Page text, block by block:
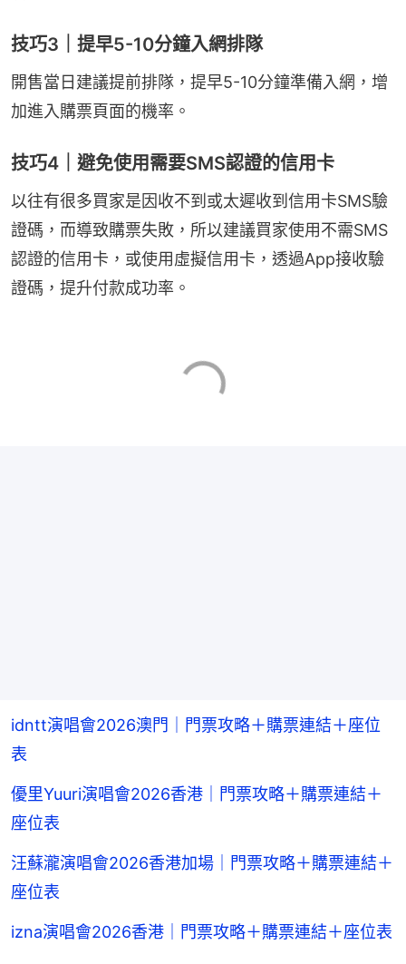
技巧3｜提早5-10分鐘入網排隊
開售當日建議提前排隊，提早5-10分鐘準備入網，增
加進入購票頁面的機率。
技巧4｜避免使用需要SMS認證的信用卡
以往有很多買家是因收不到或太遲收到信用卡SMS驗
證碼，而導致購票失敗，所以建議買家使用不需SMS
認證的信用卡，或使用虛擬信用卡，透過App接收驗
證碼，提升付款成功率。
idntt演唱會2026澳門｜門票攻略＋購票連結＋座位
表
優里Yuuri演唱會2026香港｜門票攻略＋購票連結＋
座位表
汪蘇瀧演唱會2026香港加場｜門票攻略＋購票連結＋
座位表
izna演唱會2026香港｜門票攻略＋購票連結＋座位表